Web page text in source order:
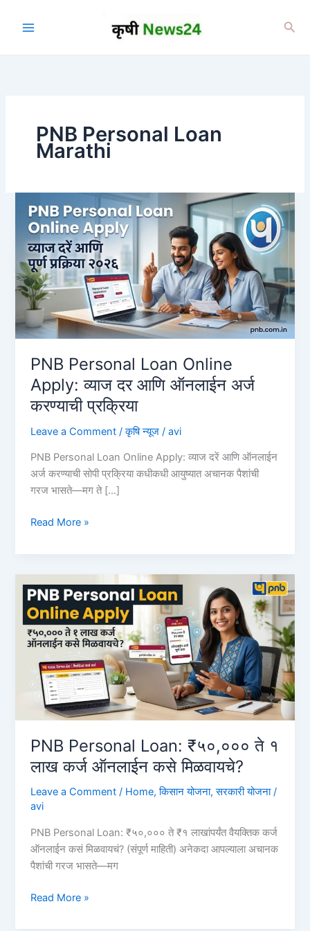
PNB Personal Loan
Marathi
PNB Personal Loan Online
Apply: व्याज दर आणि ऑनलाईन अर्ज
करण्याची प्रक्रिया
Leave a Comment /कृषि न्यूज /avi
PNB Personal Loan Online Apply: व्याज दरें आणि ऑनलाईन
अर्ज करण्याची सोपी प्रक्रिया कधीकधी आयुष्यात अचानक पैशांची
गरज भासते—मग ते […]
PNB
Online
Apply:
व्याज
दर
आणि
ऑनलाईन
अर्ज
करण्याची
प्रक्रिया
Read More »
PNB Personal Loan: ₹५०,००० ते १
लाख कर्ज ऑनलाईन कसे मिळवायचे?
Leave a Comment / Home,किसान योजना,सरकारी योजना/
avi
PNB Personal Loan: ₹५०,००० ते ₹१ लाखांपर्यंत वैयक्तिक कर्ज
ऑनलाईन कसं मिळवायचं? (संपूर्ण माहिती) अनेकदा आपल्याला अचानक
पैशांची गरज भासते—मग
PNB
Read More »